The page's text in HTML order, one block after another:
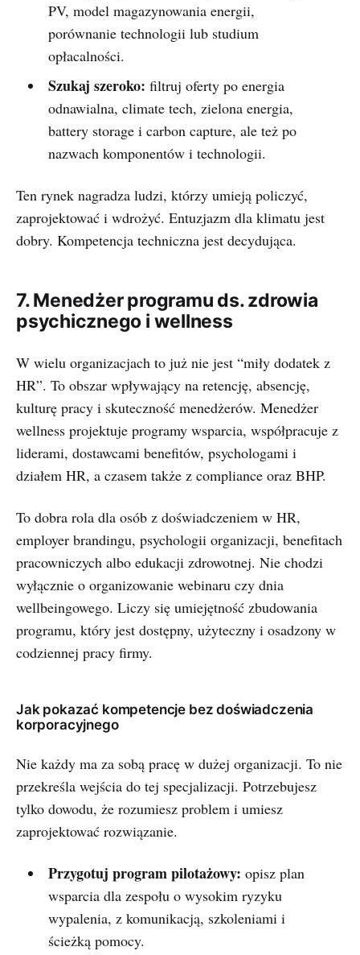
PV, model magazynowania energii,
porównanie technologii lub studium
opłacalności.
Szukaj szeroko: filtruj oferty po energia
odnawialna, climate tech, zielona energia,
battery storage i carbon capture, ale też po
nazwach komponentów i technologii.
Ten rynek nagradza ludzi, którzy umieją policzyć,
zaprojektować i wdrożyć. Entuzjazm dla klimatu jest
dobry. Kompetencja techniczna jest decydująca.
7. Menedżer programu ds. zdrowia
psychicznego i wellness
W wielu organizacjach to już nie jest “miły dodatek z
HR”. To obszar wpływający na retencję, absencję,
kulturę pracy i skuteczność menedżerów. Menedżer
wellness projektuje programy wsparcia, współpracuje z
liderami, dostawcami benefitów, psychologami i
działem HR, a czasem także z compliance oraz BHP.
To dobra rola dla osób z doświadczeniem w HR,
employer brandingu, psychologii organizacji, benefitach
pracowniczych albo edukacji zdrowotnej. Nie chodzi
wyłącznie o organizowanie webinaru czy dnia
wellbeingowego. Liczy się umiejętność zbudowania
programu, który jest dostępny, użyteczny i osadzony w
codziennej pracy firmy.
Jak pokazać kompetencje bez doświadczenia
korporacyjnego
Nie każdy ma za sobą pracę w dużej organizacji. To nie
przekreśla wejścia do tej specjalizacji. Potrzebujesz
tylko dowodu, że rozumiesz problem i umiesz
zaprojektować rozwiązanie.
Przygotuj program pilotażowy: opisz plan
wsparcia dla zespołu o wysokim ryzyku
wypalenia, z komunikacją, szkoleniami i
ścieżką pomocy.